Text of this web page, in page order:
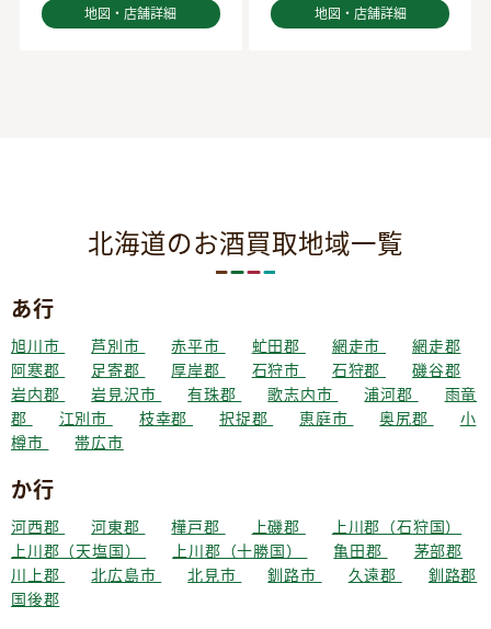
地図・店舗詳細 地図・店舗詳細
北海道のお酒買取地域一覧
あ行
旭川市 芦別市 赤平市 虻田郡 網走市
網走郡
阿寒郡
足寄郡 厚岸郡 石狩市 石狩郡
磯谷郡
岩内郡
岩見沢市 有珠郡 歌志内市 浦河郡
雨竜
郡
江別市 枝幸郡 択捉郡 恵庭市 奥尻郡
小
樽市
帯広市
か行
河西郡 河東郡 樺戸郡 上磯郡
上川郡（石狩国）
上川郡（天塩国）
上川郡（十勝国） 亀田郡
茅部郡
川上郡
北広島市 北見市 釧路市 久遠郡
釧路郡
国後郡